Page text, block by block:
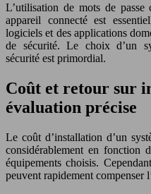
L’utilisation de mots de
appareil connecté est
logiciels et des applications
de sécurité. Le choix d’un
sécurité est primordial.
Coût et retour sur
évaluation précise
Le coût d’installation d’un
considérablement en fonction
équipements choisis.
peuvent rapidement compenser